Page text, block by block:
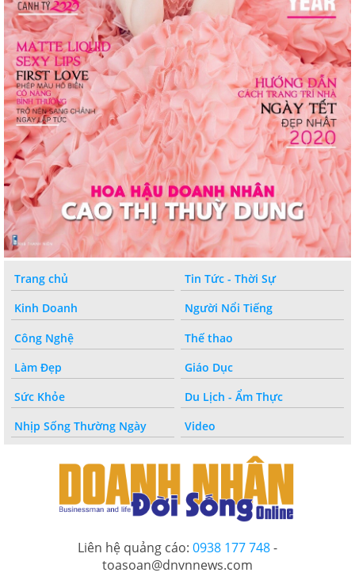
Trang chủ
Tin Tức - Thời Sự
Kinh Doanh
Người Nổi Tiếng
Công Nghệ
Thế thao
Làm Đẹp
Giáo Dục
Sức Khỏe
Du Lịch - Ẩm Thực
Nhịp Sống Thường Ngày
Video
Liên hệ quảng cáo: 0938 177 748-
toasoan@dnvnnews.com